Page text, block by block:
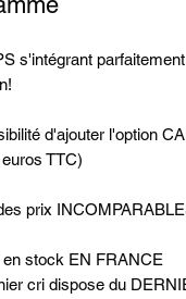
s'intégrant
d'ajouter l'option
TTC)
prix
stock EN FRANCE
cri dispose du